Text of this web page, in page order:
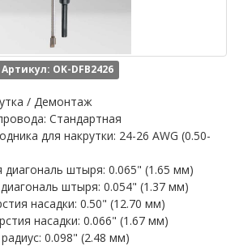
Артикул: OK-DFB2426
/ Демонтаж
Стандартная
для накрутки: 24-26 AWG (0.50-
диагональ штыря: 0.065" (1.65 мм)
штыря: 0.054" (1.37 мм)
насадки: 0.50" (12.70 мм)
насадки: 0.066" (1.67 мм)
0.098" (2.48 мм)